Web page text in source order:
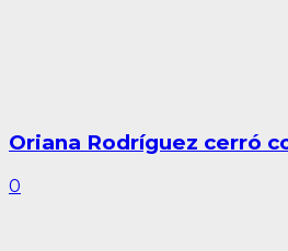
Oriana Rodríguez cerró
0